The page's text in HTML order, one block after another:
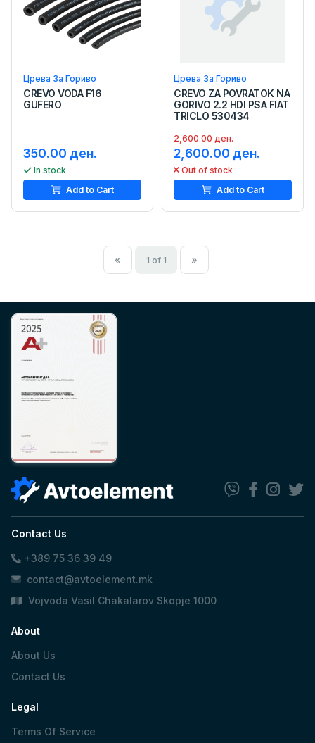
Црева За Гориво
CREVO VODA F16
GUFERO
350.00 ден.
In stock
Add to Cart
Црева За Гориво
CREVO ZA POVRATOK NA
GORIVO 2.2 HDI PSA FIAT
TRICLO 530434
2,600.00 ден.
2,600.00 ден.
Out of stock
Add to Cart
« 1 of 1 »
Contact Us
+389 75 36 39 49
contact@avtoelement.mk
Vojvoda Vasil Chakalarov Skopje 1000
About
About Us
Contact Us
Legal
Terms Of Service